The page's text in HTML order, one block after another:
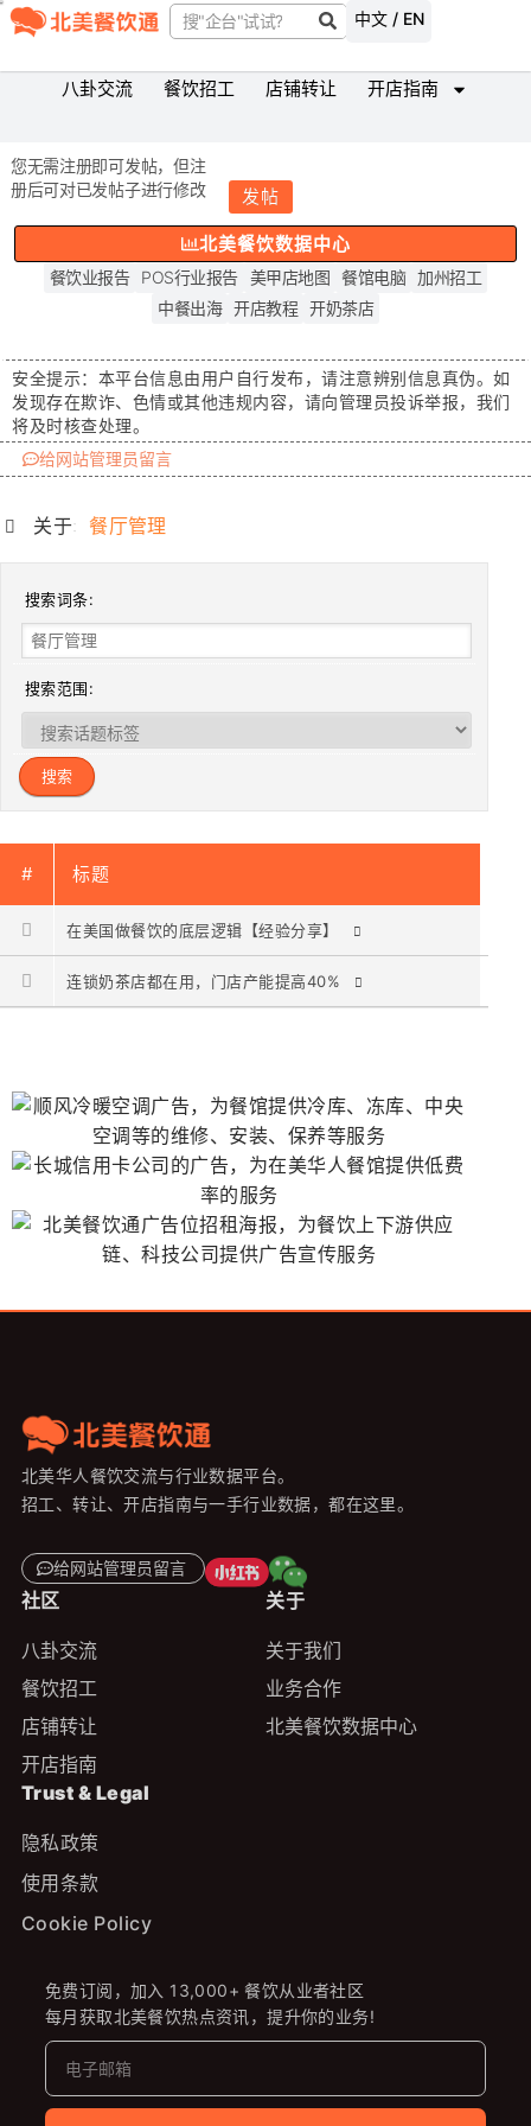
中文 / EN
八卦交流 餐饮招工 店铺转让 开店指南
您无需注册即可发帖，但注
册后可对已发帖子进行修改
发帖
北美餐饮数据中心
餐饮业报告 POS行业报告 美甲店地图 餐馆电脑
加州招工
中餐出海 开店教程 开奶茶店
安全提示： 本平台信息由用户自行发布，请注意辨别信息真伪。如
发现存在欺诈、色情或其他违规内容，请向管理员投诉举报，我们
将及时核查处理。
给网站管理员留言
关于: 餐厅管理
搜索词条:
搜索范围:
# 标题
在美国做餐饮的底层逻辑【经验分享】
连锁奶茶店都在用，门店产能提高40%
北美华人餐饮交流与行业数据平台。
招工、转让、开店指南与一手行业数据，都在这里。
给网站管理员留言
社区
八卦交流
餐饮招工
店铺转让
开店指南
关于
关于我们
业务合作
北美餐饮数据中心
Trust & Legal
隐私政策
使用条款
Cookie Policy
免费订阅，加入 13,000+ 餐饮从业者社区
每月获取北美餐饮热点资讯，提升你的业务!